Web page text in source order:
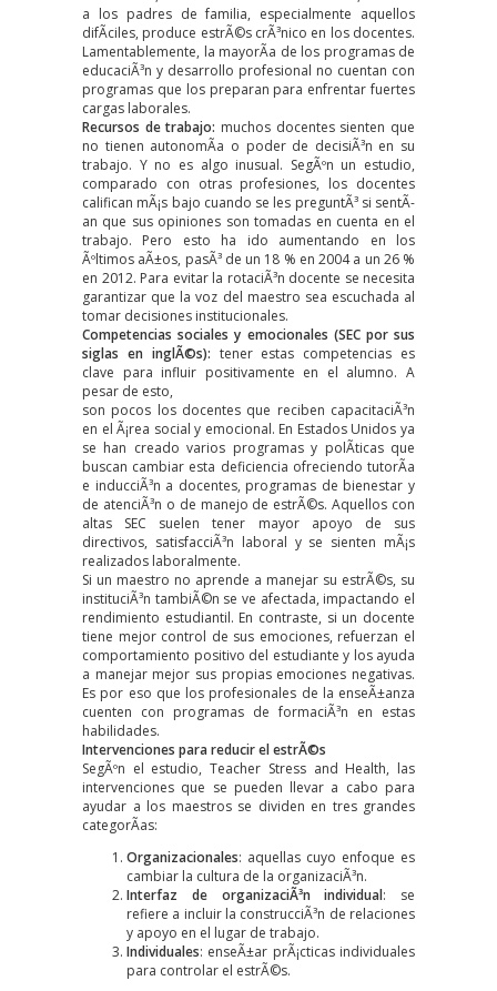
a los padres de familia, especialmente aquellos
difÃ­ciles, produce estrÃ©s crÃ³nico en los docentes.
Lamentablemente, la mayorÃ­a de los programas de
educaciÃ³n y desarrollo profesional no cuentan con
programas que los preparan para enfrentar fuertes
cargas laborales.
Recursos de trabajo: muchos docentes sienten que
no tienen autonomÃ­a o poder de decisiÃ³n en su
trabajo. Y no es algo inusual. SegÃºn un estudio,
comparado con otras profesiones, los docentes
califican mÃ¡s bajo cuando se les preguntÃ³ si sentÃ­
an que sus opiniones son tomadas en cuenta en el
trabajo. Pero esto ha ido aumentando en los
Ãºltimos aÃ±os, pasÃ³ de un 18 % en 2004 a un 26 %
en 2012. Para evitar la rotaciÃ³n docente se necesita
garantizar que la voz del maestro sea escuchada al
tomar decisiones institucionales.
Competencias sociales y emocionales (SEC por sus
siglas en inglÃ©s): tener estas competencias es
clave para influir positivamente en el alumno. A
pesar de esto,
son pocos los docentes que reciben capacitaciÃ³n
en el Ã¡rea social y emocional. En Estados Unidos ya
se han creado varios programas y polÃ­ticas que
buscan cambiar esta deficiencia ofreciendo tutorÃ­a
e inducciÃ³n a docentes, programas de bienestar y
de atenciÃ³n o de manejo de estrÃ©s. Aquellos con
altas SEC suelen tener mayor apoyo de sus
directivos, satisfacciÃ³n laboral y se sienten mÃ¡s
realizados laboralmente.
Si un maestro no aprende a manejar su estrÃ©s, su
instituciÃ³n tambiÃ©n se ve afectada, impactando el
rendimiento estudiantil. En contraste, si un docente
tiene mejor control de sus emociones, refuerzan el
comportamiento positivo del estudiante y los ayuda
a manejar mejor sus propias emociones negativas.
Es por eso que los profesionales de la enseÃ±anza
cuenten con programas de formaciÃ³n en estas
habilidades.
Intervenciones para reducir el estrÃ©s
SegÃºn el estudio,Teacher Stress and Health, las
intervenciones que se pueden llevar a cabo para
ayudar a los maestros se dividen en tres grandes
categorÃ­as:
Organizacionales: aquellas cuyo enfoque es
cambiar la cultura de la organizaciÃ³n.
Interfaz de organizaciÃ³n individual: se
refiere a incluir la construcciÃ³n de relaciones
y apoyo en el lugar de trabajo.
Individuales: enseÃ±ar prÃ¡cticas individuales
para controlar el estrÃ©s.